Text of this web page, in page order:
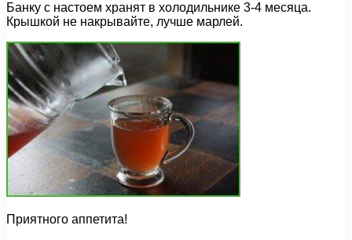
Банку с настоем хранят в холодильнике 3-4 месяца.
Крышкой не накрывайте, лучше марлей.
Приятного аппетита!